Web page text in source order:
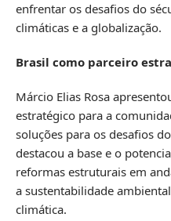
enfrentar os desafios do
climáticas e a globalização.
Brasil como parceiro
Márcio Elias Rosa
estratégico para a
soluções para os desafios
destacou a base e o
reformas estruturais em
a sustentabilidade
climática.